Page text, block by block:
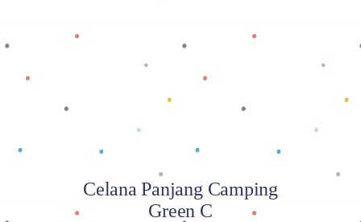
Celana Panjang Camping
Green C